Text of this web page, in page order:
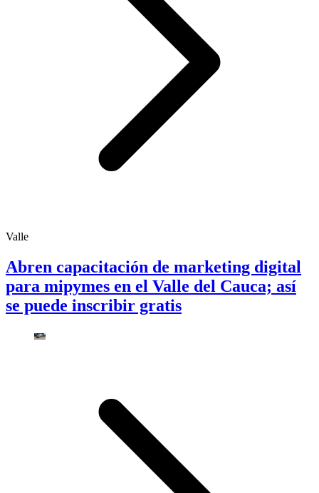
Valle
Abren capacitación de marketing digital
para mipymes en el Valle del Cauca; así
se puede inscribir gratis